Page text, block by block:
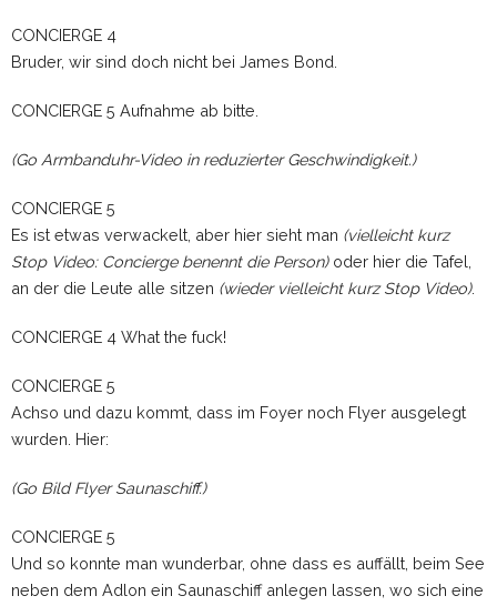
CONCIERGE 4
Bruder, wir sind doch nicht bei James Bond.
CONCIERGE 5 Aufnahme ab bitte.
(Go Armbanduhr-Video in reduzierter Geschwindigkeit.)
CONCIERGE 5
Es ist etwas verwackelt, aber hier sieht man (vielleicht kurz
Stop Video: Concierge benennt die Person) oder hier die Tafel,
an der die Leute alle sitzen (wieder vielleicht kurz Stop Video).
CONCIERGE 4 What the fuck!
CONCIERGE 5
Achso und dazu kommt, dass im Foyer noch Flyer ausgelegt
wurden. Hier:
(Go Bild Flyer Saunaschiff.)
CONCIERGE 5
Und so konnte man wunderbar, ohne dass es auffällt, beim See
neben dem Adlon ein Saunaschiff anlegen lassen, wo sich eine